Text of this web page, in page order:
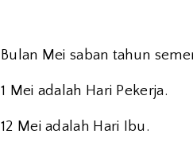
Bulan Mei saban tahun
1 Mei adalah Hari Pekerja.
12 Mei adalah Hari Ibu.